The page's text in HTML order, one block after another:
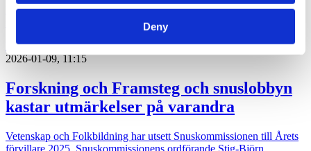
Deny
Nu har regeringen lämnat över remiss som ska ligga till grund för ett
riksdagsbeslut om ett lobbyregister till lagrådet.
lobbyingopinionsbildningpolitik
2026-01-09, 11:15
Forskning och Framsteg och snuslobbyn
kastar utmärkelser på varandra
Vetenskap och Folkbildning har utsett Snuskommissionen till Årets
förvillare 2025. Snuskommissionens ordförande Stig-Björn